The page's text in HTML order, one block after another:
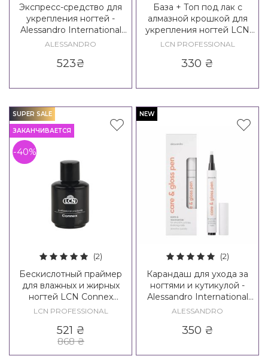
Экспресс-средство для
укрепления ногтей -
Alessandro International
Express Nail Hardener
ALESSANDRO
523₴
База + Топ под лак с
алмазной крошкой для
укрепления ногтей LCN
Diamond Power
LCN PROFESSIONAL
330 ₴
SUPER SALE
ЗАКАНЧИВАЕТСЯ
-40%
(2)
Бескислотный праймер
для влажных и жирных
ногтей LCN Connex
Haftverstarke
LCN PROFESSIONAL
521 ₴
868₴
NEW
(2)
Карандаш для ухода за
ногтями и кутикулой -
Alessandro International
Care & Gloss Pen
ALESSANDRO
350 ₴